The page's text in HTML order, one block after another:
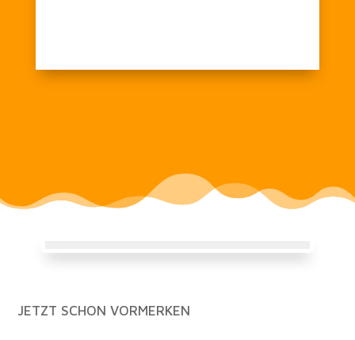
JETZT SCHON VORMERKEN